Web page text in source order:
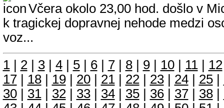
Včera okolo 23,00 hod. došlo v
k tragickej dopravnej nehode medzi
voz...
1| 2| 3| 4| 5| 6| 7| 8| 9| 10| 11| 12
17| 18| 19| 20| 21| 22| 23| 24| 25|
30| 31| 32| 33| 34| 35| 36| 37| 38|